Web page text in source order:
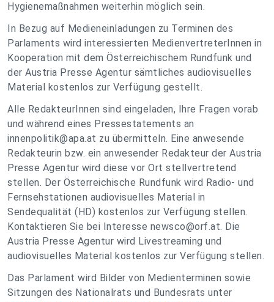
Hygienemaßnahmen weiterhin möglich sein.
In Bezug auf Medieneinladungen zu Terminen des
Parlaments wird interessierten MedienvertreterInnen in
Kooperation mit dem Österreichischem Rundfunk und
der Austria Presse Agentur sämtliches audiovisuelles
Material kostenlos zur Verfügung gestellt.
Alle RedakteurInnen sind eingeladen, Ihre Fragen vorab
und während eines Pressestatements an
innenpolitik@apa.at zu übermitteln. Eine anwesende
Redakteurin bzw. ein anwesender Redakteur der Austria
Presse Agentur wird diese vor Ort stellvertretend
stellen. Der Österreichische Rundfunk wird Radio- und
Fernsehstationen audiovisuelles Material in
Sendequalität (HD) kostenlos zur Verfügung stellen.
Kontaktieren Sie bei Interesse newsco@orf.at. Die
Austria Presse Agentur wird Livestreaming und
audiovisuelles Material kostenlos zur Verfügung stellen.
Das Parlament wird Bilder von Medienterminen sowie
Sitzungen des Nationalrats und Bundesrats unter